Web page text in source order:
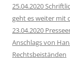
25.04.2020
geht es weiter mit
23.04.2020
Anschlags von
Rechtsbeiständen